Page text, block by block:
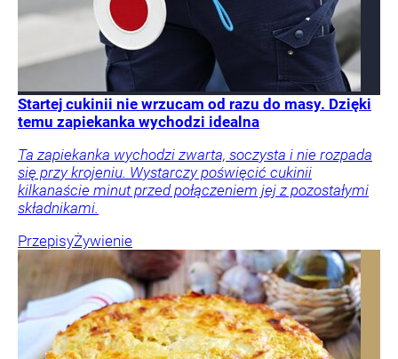
Startej cukinii nie wrzucam od razu do masy. Dzięki
temu zapiekanka wychodzi idealna
Ta zapiekanka wychodzi zwarta, soczysta i nie rozpada
się przy krojeniu. Wystarczy poświęcić cukinii
kilkanaście minut przed połączeniem jej z pozostałymi
składnikami.
PrzepisyŻywienie